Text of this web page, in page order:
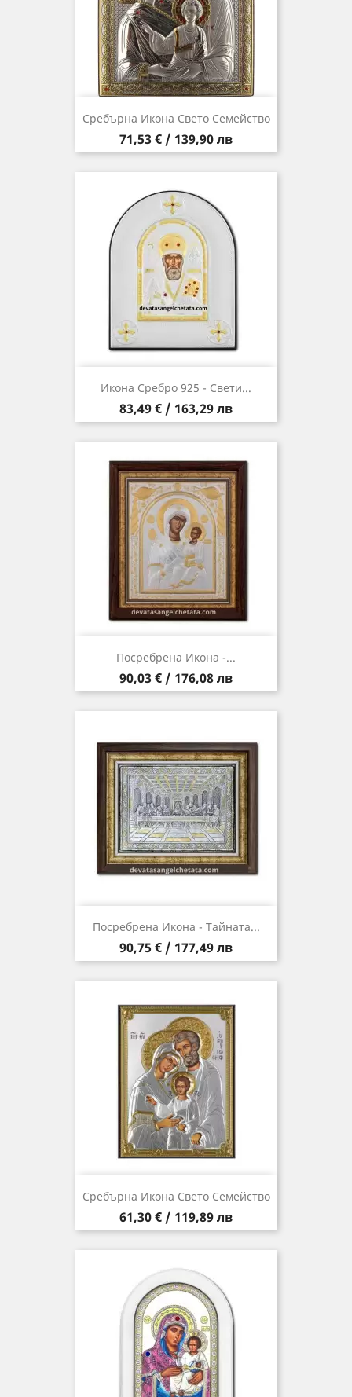
Сребърна Икона Свето Семейство
Цена
71,53 € / 139,90 лв
Икона Сребро 925 - Свети...
Цена
83,49 € / 163,29 лв
Посребрена Икона -...
Цена
90,03 € / 176,08 лв
Посребрена Икона - Тайната...
Цена
90,75 € / 177,49 лв
Сребърна Икона Свето Семейство
Цена
61,30 € / 119,89 лв